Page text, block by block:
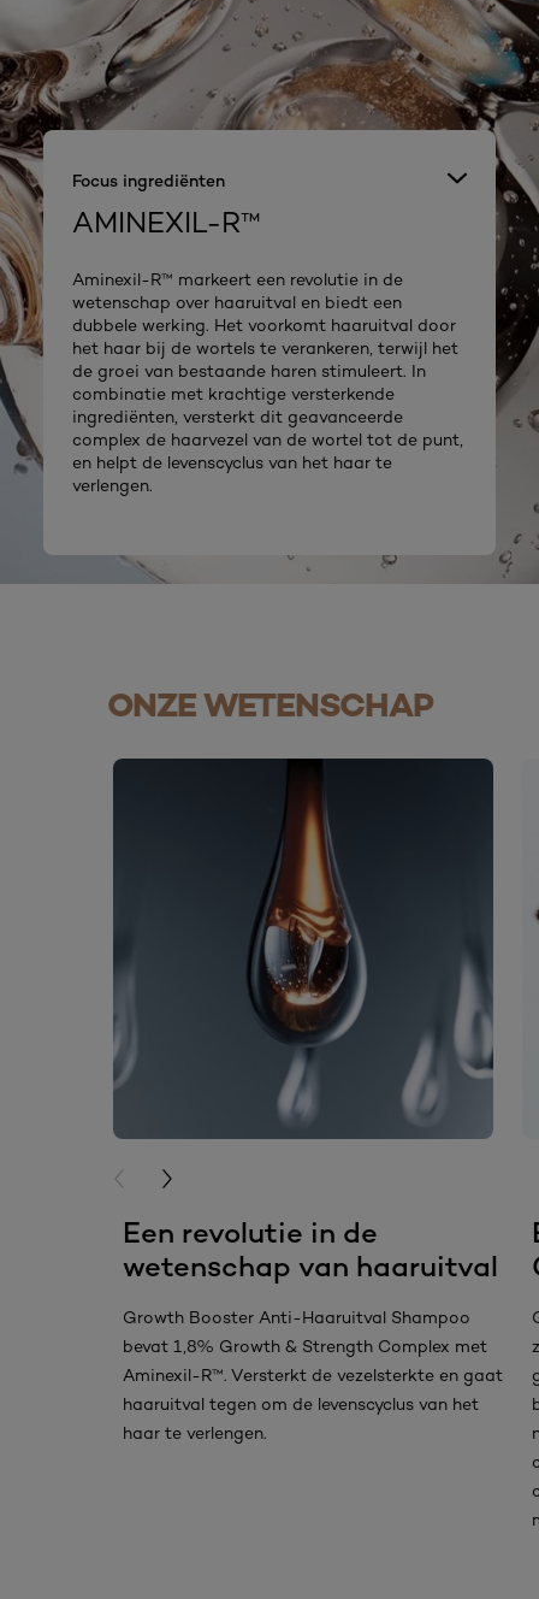
Focus ingrediënten
AMINEXIL-R™
Aminexil-R™ markeert een revolutie in de
wetenschap over haaruitval en biedt een
dubbele werking. Het voorkomt haaruitval door
het haar bij de wortels te verankeren, terwijl het
de groei van bestaande haren stimuleert. In
combinatie met krachtige versterkende
ingrediënten, versterkt dit geavanceerde
complex de haarvezel van de wortel tot de punt,
en helpt de levenscyclus van het haar te
verlengen.
ONZE WETENSCHAP
skip slider
Een revolutie in de
wetenschap van haaruitval
Growth Booster Anti-Haaruitval Shampoo
bevat 1,8% Growth & Strength Complex met
Aminexil-R™. Versterkt de vezelsterkte en gaat
haaruitval tegen om de levenscyclus van het
haar te verlengen.
PREVIOUS CARD
NEXT CARD